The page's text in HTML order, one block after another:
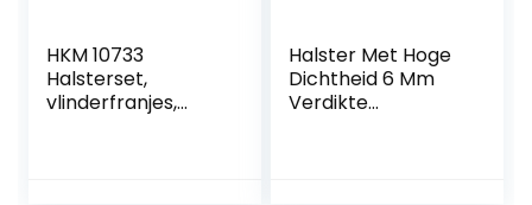
HKM 10733
Halsterset,
vlinderfranjes,
Halster Met Hoge
Dichtheid 6 Mm
Verdikte